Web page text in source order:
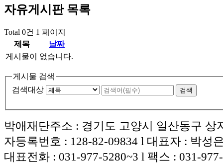
자유게시판목록
Total 0건 1 페이지
제목
날짜
게시물이 없습니다.
게시물 검색
검색대상
박애재단주소 : 경기도 고양시 일산동구 상
자등록번호 : 128-82-09834 l 대표자 : 박성
대표전화 : 031-977-5280~3 l 팩스 : 031-